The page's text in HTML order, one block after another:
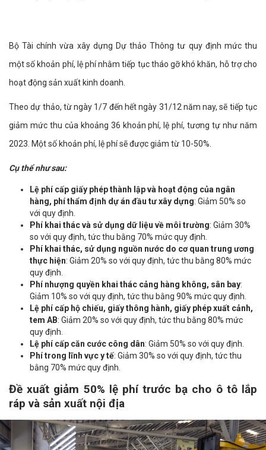
Bộ Tài chính vừa xây dựng Dự thảo Thông tư quy định mức thu
một số khoản phí, lệ phí nhằm tiếp tục tháo gỡ khó khăn, hỗ trợ cho
hoạt động sản xuất kinh doanh.
Theo dự thảo, từ ngày 1/7 đến hết ngày 31/12 năm nay, sẽ tiếp tục
giảm mức thu của khoảng 36 khoản phí, lệ phí, tương tự như năm
2023. Một số khoản phí, lệ phí sẽ được giảm từ 10-50%.
Cụ thể như sau:
Lệ phí cấp giấy phép thành lập và hoạt động của ngân
hàng, phí thẩm định dự án đầu tư xây dựng: Giảm 50% so
với quy định.
Phí khai thác và sử dụng dữ liệu về môi trường: Giảm 30%
so với quy định, tức thu bằng 70% mức quy định.
Phí khai thác, sử dụng nguồn nước do cơ quan trung ương
thực hiện: Giảm 20% so với quy định, tức thu bằng 80% mức
quy định.
Phí nhượng quyền khai thác cảng hàng không, sân bay:
Giảm 10% so với quy định, tức thu bằng 90% mức quy định.
Lệ phí cấp hộ chiếu, giấy thông hành, giấy phép xuất cảnh,
tem AB: Giảm 20% so với quy định, tức thu bằng 80% mức
quy định.
Lệ phí cấp căn cước công dân: Giảm 50% so với quy định.
Phí trong lĩnh vực y tế: Giảm 30% so với quy định, tức thu
bằng 70% mức quy định.
Đề xuất giảm 50% lệ phí trước bạ cho ô tô lắp
ráp và sản xuất nội địa